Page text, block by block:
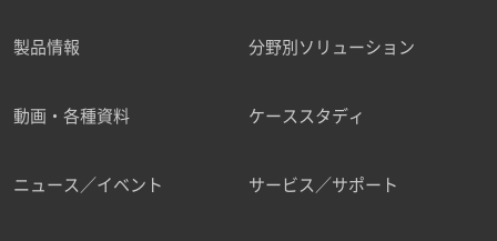
製品情報 分野別ソリューション
動画・各種資料 ケーススタディ
ニュース／イベント サービス／サポート